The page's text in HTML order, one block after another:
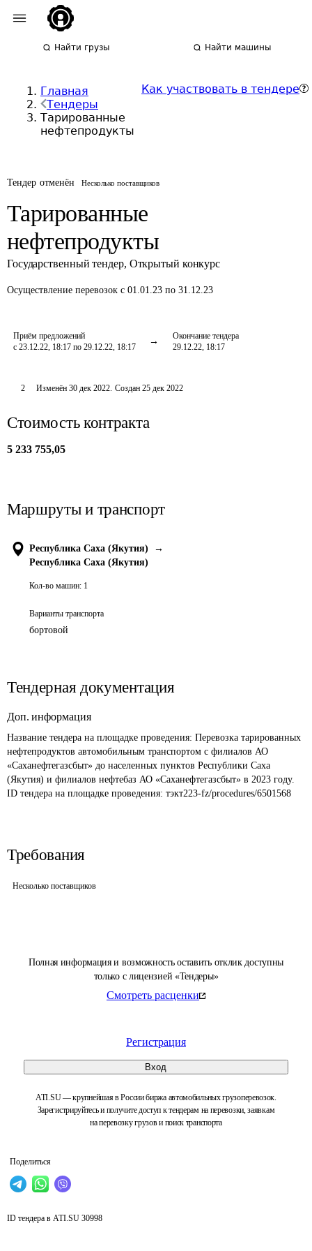
Найти грузы Найти машины
Главная
Тендеры
Тарированные
нефтепродукты
Как участвовать в тендере
Тендер отменён Несколько поставщиков
Тарированные
нефтепродукты
Государственный тендер, Открытый конкурс
Осуществление перевозок с 01.01.23 по 31.12.23
Приём предложений
с 23.12.22, 18:17 по 29.12.22, 18:17
Окончание тендера
29.12.22, 18:17
Полная информация и возможность оставить отклик доступны
только с лицензией «Тендеры»
Смотреть расценки
Регистрация
Вход
ATI.SU — крупнейшая в России биржа автомобильных грузоперевозок.
Зарегистрируйтесь и получите доступ к тендерам на перевозки, заявкам
на перевозку грузов и поиск транспорта
Поделиться
2 Изменён 30 дек 2022. Создан 25 дек 2022
Стоимость контракта
5 233 755,05
Маршруты и транспорт
Республика Саха (Якутия)
→
Республика Саха (Якутия)
Кол-во машин: 1
Варианты транспорта
бортовой
Тендерная документация
Доп. информация
Название тендера на площадке проведения: Перевозка тарированных
нефтепродуктов автомобильным транспортом с филиалов АО
«Саханефтегазсбыт» до населенных пунктов Республики Саха
(Якутия) и филиалов нефтебаз АО «Саханефтегазсбыт» в 2023 году.
ID тендера на площадке проведения: тэкт223-fz/procedures/6501568
Требования
Несколько поставщиков
ID тендера в ATI.SU 30998